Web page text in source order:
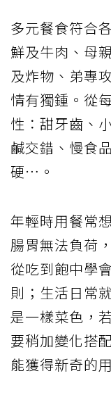
多元餐食符合
鮮及牛肉、母
及炸物、弟專
情有獨鍾。從
性：甜牙齒、
鹹交錯、慢食
硬…。
年輕時用餐常
腸胃無法負荷
從吃到飽中學
則；生活日常
是一樣菜色，
要稍加變化搭
能獲得新奇的